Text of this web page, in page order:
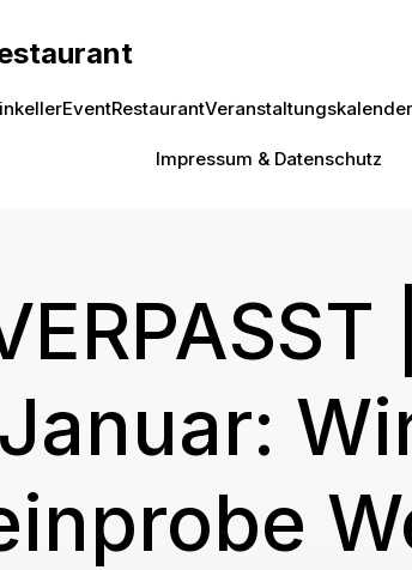
EventRestaurantVeranstaltungskalender
Impressum & Datenschutz